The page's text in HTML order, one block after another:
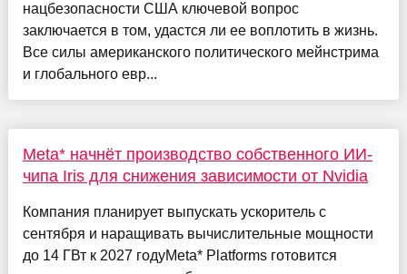
нацбезопасности США ключевой вопрос
заключается в том, удастся ли ее воплотить в жизнь.
Все силы американского политического мейнстрима
и глобального евр...
Meta* начнёт производство собственного ИИ-
чипа Iris для снижения зависимости от Nvidia
Компания планирует выпускать ускоритель с
сентября и наращивать вычислительные мощности
до 14 ГВт к 2027 годуMeta* Platforms готовится